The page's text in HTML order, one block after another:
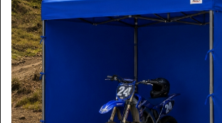
Apellido:
Teléfono: